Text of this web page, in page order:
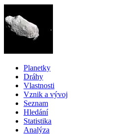
Planetky
Dráhy
Vlastnosti
Vznik a vývoj
Seznam
Hledání
Statistika
Analýza